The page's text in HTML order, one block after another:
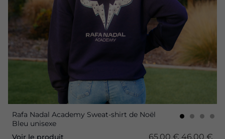
Rafa Nadal Academy Sweat-shirt de Noël
Bleu unisexe
Voir le produit
65,00 € 46,00 €